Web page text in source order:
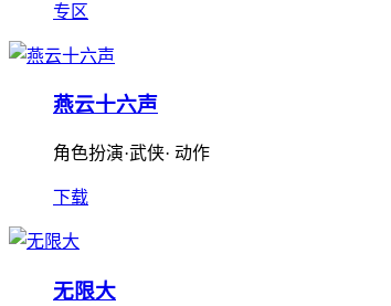
专区
燕云十六声
角色扮演·武侠· 动作
下载
无限大